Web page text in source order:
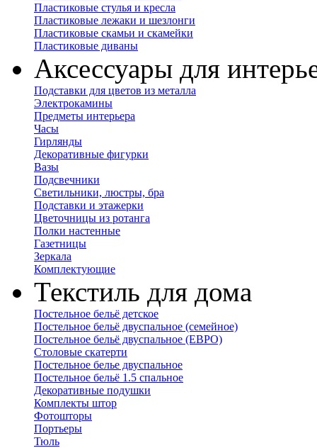
Пластиковые стулья и кресла
Пластиковые лежаки и шезлонги
Пластиковые скамьи и скамейки
Пластиковые диваны
Аксессуары для
Подставки для цветов из металла
Электрокамины
Предметы интерьера
Часы
Гирлянды
Декоративные фигурки
Вазы
Подсвечники
Светильники, люстры, бра
Подставки и этажерки
Цветочницы из ротанга
Полки настенные
Газетницы
Зеркала
Комплектующие
Текстиль для дома
Постельное бельё детское
Постельное бельё двуспальное (семейное)
Постельное бельё двуспальное (ЕВРО)
Столовые скатерти
Постельное белье двуспальное
Постельное бельё 1.5 спальное
Декоративные подушки
Комплекты штор
Фотошторы
Портьеры
Тюль